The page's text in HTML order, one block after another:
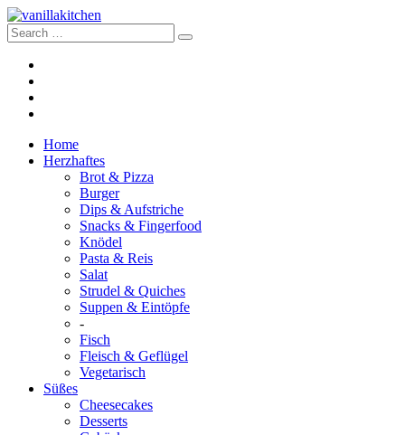
Home
Herzhaftes
Brot & Pizza
Burger
Dips & Aufstriche
Snacks & Fingerfood
Knödel
Pasta & Reis
Salat
Strudel & Quiches
Suppen & Eintöpfe
-
Fisch
Fleisch & Geflügel
Vegetarisch
Süßes
Cheesecakes
Desserts